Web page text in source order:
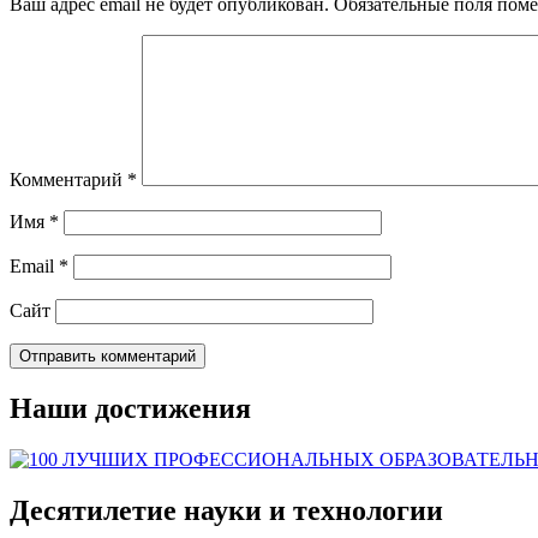
Ваш адрес email не будет опубликован. Обязательные поля
Комментарий *
Имя *
Email *
Сайт
Наши достижения
Десятилетие науки и технологии